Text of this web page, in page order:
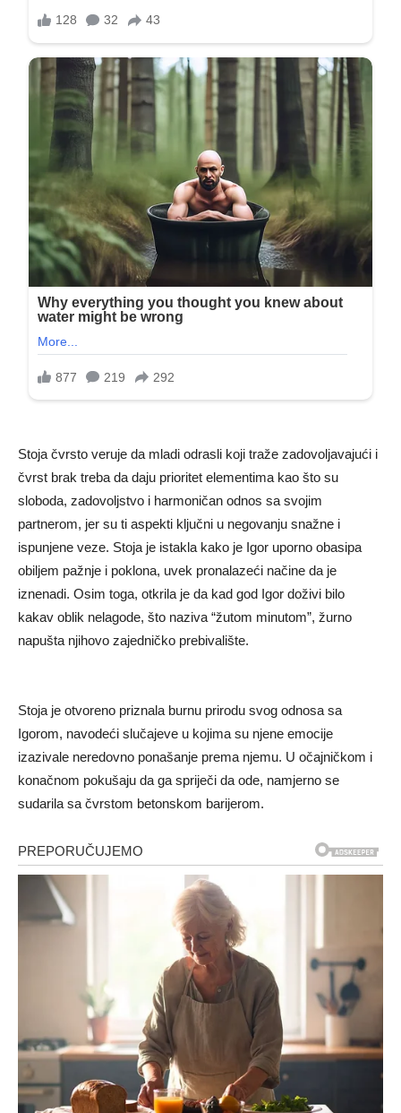
Stoja čvrsto veruje da mladi odrasli koji traže zadovoljavajući i
čvrst brak treba da daju prioritet elementima kao što su
sloboda, zadovoljstvo i harmoničan odnos sa svojim
partnerom, jer su ti aspekti ključni u negovanju snažne i
ispunjene veze. Stoja je istakla kako je Igor uporno obasipa
obiljem pažnje i poklona, ​​uvek pronalazeći načine da je
iznenadi. Osim toga, otkrila je da kad god Igor doživi bilo
kakav oblik nelagode, što naziva “žutom minutom”, žurno
napušta njihovo zajedničko prebivalište.
Stoja je otvoreno priznala burnu prirodu svog odnosa sa
Igorom, navodeći slučajeve u kojima su njene emocije
izazivale neredovno ponašanje prema njemu. U očajničkom i
konačnom pokušaju da ga spriječi da ode, namjerno se
sudarila sa čvrstom betonskom barijerom.